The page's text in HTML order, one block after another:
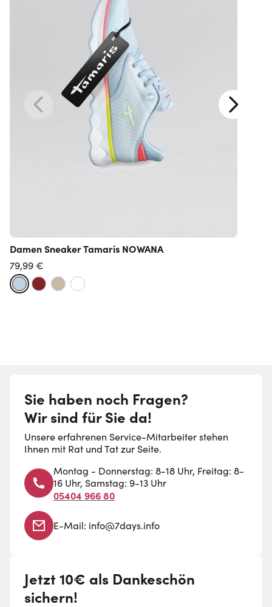
Damen Sneaker Tamaris NOWANA
79,99 €
Sie haben noch Fragen?
Wir sind für Sie da!
Unsere erfahrenen Service-Mitarbeiter stehen
Ihnen mit Rat und Tat zur Seite.
Montag - Donnerstag: 8-18 Uhr, Freitag: 8-
16 Uhr, Samstag: 9-13 Uhr
05404 966 80
E-Mail: info@7days.info
Jetzt 10€ als Dankeschön
sichern!